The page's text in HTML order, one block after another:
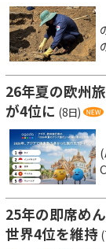
26年夏の欧州
が4位に (8日)
25年の即席め
世界4位を維持